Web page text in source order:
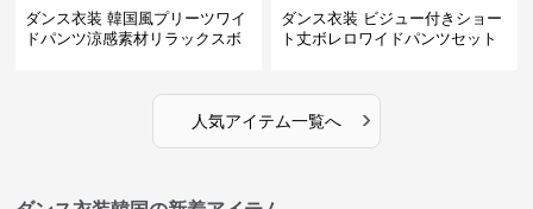
ダンス衣装 韓国風プリーツワイ
ドパンツ涼感素材リラックスボ
ダンス衣装 ビジュー付きショー
ト丈ボレロワイドパンツセット
人気アイテム一覧へ ›